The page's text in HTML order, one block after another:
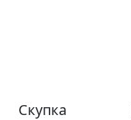
Скупка